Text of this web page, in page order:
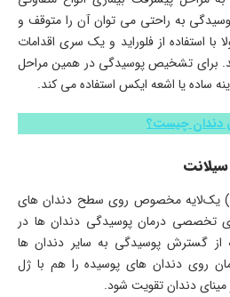
به راحتی می توان آن را متوقف و
با استفاده از فلوراید و یک سری اقدامات
برای تشخیص پوسیدگی در همین مراحل
ساده یا اشعه ایکس استفاده می‌ کند.
دندان چیست؟
یک‌لایه مخصوص روی سطح دندان‌ های
تخصصی درمان پوسیدگی دندان‌ ها در
گسترش پوسیدگی به سایر دندان‌ ها
روی دندان‌ های پوسیده را هم با ژل
مینای دندان تقویت شود.